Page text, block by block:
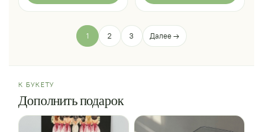
1 2 3 Далее →
К БУКЕТУ
Дополнить подарок